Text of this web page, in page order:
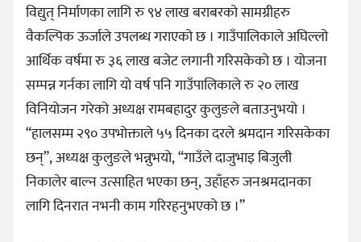
विद्युत् निर्माणका लागि रु ९४ लाख बराबरको सामग्रीहरु
वैकल्पिक ऊर्जाले उपलब्ध गराएको छ । गाउँपालिकाले अघिल्लो
आर्थिक वर्षमा रु ३६ लाख बजेट लगानी गरिसकेको छ । योजना
सम्पन्न गर्नका लागि यो वर्ष पनि गाउँपालिकाले रु २० लाख
विनियोजन गरेको अध्यक्ष रामबहादुर कुलुङले बताउनुभयो ।
“हालसम्म २९० उपभोक्ताले ५५ दिनका दरले श्रमदान गरिसकेका
छन्”, अध्यक्ष कुलुङले भन्नुभयो, “गाउँले दाजुभाइ बिजुली
निकालेर बाल्न उत्साहित भएका छन्, उहाँहरु जनश्रमदानका
लागि दिनरात नभनी काम गरिरहनुभएको छ ।”